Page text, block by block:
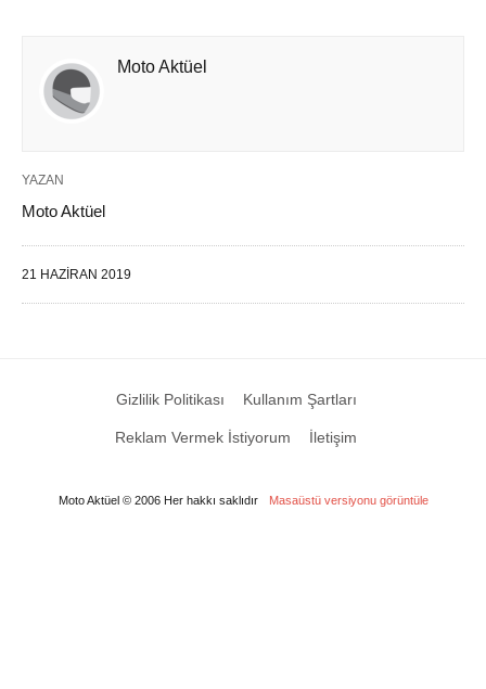
Moto Aktüel
YAZAN
Moto Aktüel
21 HAZIRAN 2019
Gizlilik Politikası Kullanım Şartları
Reklam Vermek İstiyorum İletişim
Moto Aktüel © 2006 Her hakkı saklıdır Masaüstü versiyonu görüntüle